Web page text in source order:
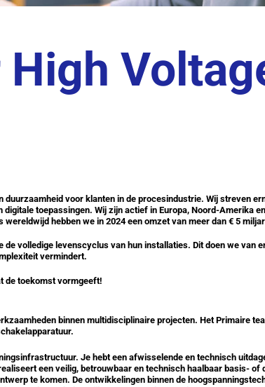
voor klanten in de procesindustrie. Wij streven
toepassingen. Wij zijn actief in Europa, Noord-Amerika
hebben we in 2024 een omzet van meer dan € 5
volledige levenscyclus van hun installaties. Dit doen we van
vermindert.
de toekomst vormgeeft!
binnen multidisciplinaire projecten. Het Primaire
Je hebt een afwisselende en technisch
een veilig, betrouwbaar en technisch haalbaar basis-
te komen. De ontwikkelingen binnen de